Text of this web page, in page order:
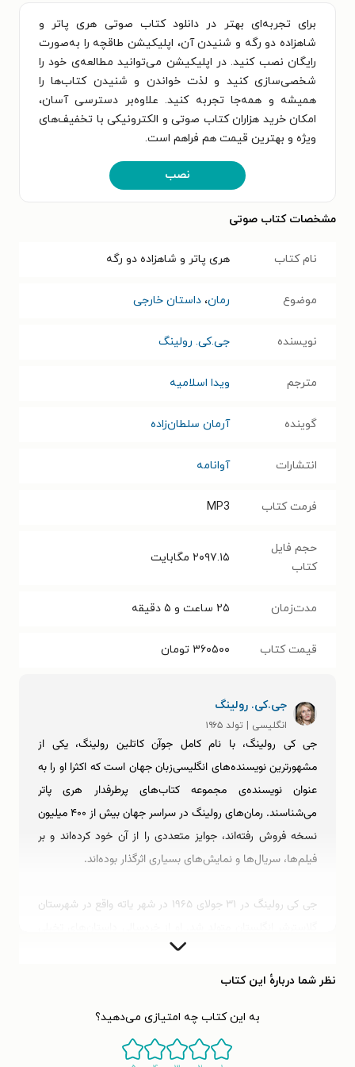
برای تجربه‌ای بهتر در دانلود کتاب صوتی هری پاتر و
شاهزاده دو رگه و شنیدن آن، اپلیکیشن طاقچه را به‌صورت
رایگان نصب کنید. در اپلیکیشن می‌توانید مطالعه‌ی خود را
شخصی‌سازی کنید و لذت خواندن و شنیدن کتاب‌ها را
همیشه و همه‌جا تجربه کنید. علاوه‌بر دسترسی آسان،
امکان خرید هزاران کتاب صوتی و الکترونیکی با تخفیف‌های
ویژه و بهترین قیمت هم فراهم است.
نصب
مشخصات کتاب صوتی
نام کتاب هری پاتر و شاهزاده دو رگه
موضوع رمان، داستان خارجی
نویسنده جی.کی. رولینگ
مترجم ویدا اسلامیه
گوینده آرمان سلطان‌زاده
انتشارات آوانامه
فرمت کتاب MP3
حجم فایل
کتاب
۲۰۹۷.۱۵ مگابایت
مدت‌زمان ۲۵ ساعت و ۵ دقیقه
قیمت کتاب ۳۶۰۵۰۰ تومان
جی.کی. رولینگ
انگلیسی | تولد ۱۹۶۵
جی کی رولینگ، با نام کامل جوآن کاتلین رولینگ، یکی از
مشهورترین نویسنده‌های انگلیسی‌زبان جهان است که اکثرا او را به
عنوان نویسنده‌ی مجموعه کتاب‌های پرطرفدار هری پاتر
می‌شناسند. رمان‌های رولینگ در سراسر جهان بیش از ۴۰۰ میلیون
نسخه فروش رفته‌اند، جوایز متعددی را از آن خود کرده‌اند و بر
فیلم‌ها، سریال‌ها و نمایش‌های بسیاری اثرگذار بوده‌اند.
جی‌ کی رولینگ در ۳۱ جولای ۱۹۶۵ در شهر یاته واقع در شهرستان
کوتاه می‌نوشت و به نوشتن علاقه‌ی زیادی داشت. رولینگ پس از
روم را دریافت کرد و سپس در موسسه‌ی عفو بین‌الملل لندن به
عنوان محقق و منشی دوزبانه مشغول به کار شد.
نظر شما دربارهٔ این کتاب
به این کتاب چه امتیازی می‌دهید؟